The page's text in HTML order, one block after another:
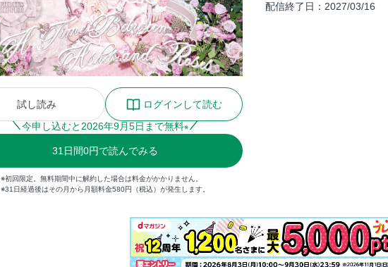
試し読み
ログインして読む
今申し込むと 2026年9月5日まで無料※
31 日間0円で読んでみる
※初回限定。無料期間中に解約した場合は料金がかかりません。
※31日経過後はその月から月額料金580円（税込）が発生します。
Mona′s medical record
配信終了日：2027/03/16